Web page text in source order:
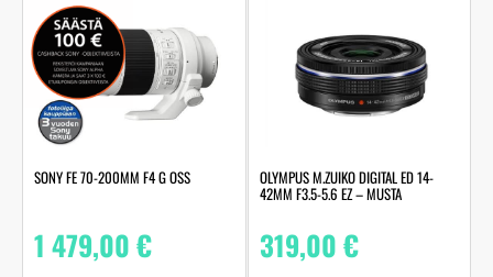
SONY FE 70-200MM F4 G OSS
1 479,00€
OLYMPUS M.ZUIKO DIGITAL ED 14-
42MM F3.5-5.6 EZ – MUSTA
319,00€